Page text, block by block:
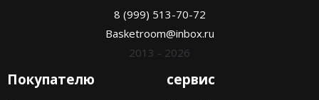
8 (999) 513-70-72
Basketroom@inbox.ru
2013 - 2026
Покупателю сервис